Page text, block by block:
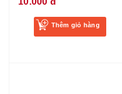
Thêm giỏ hàng